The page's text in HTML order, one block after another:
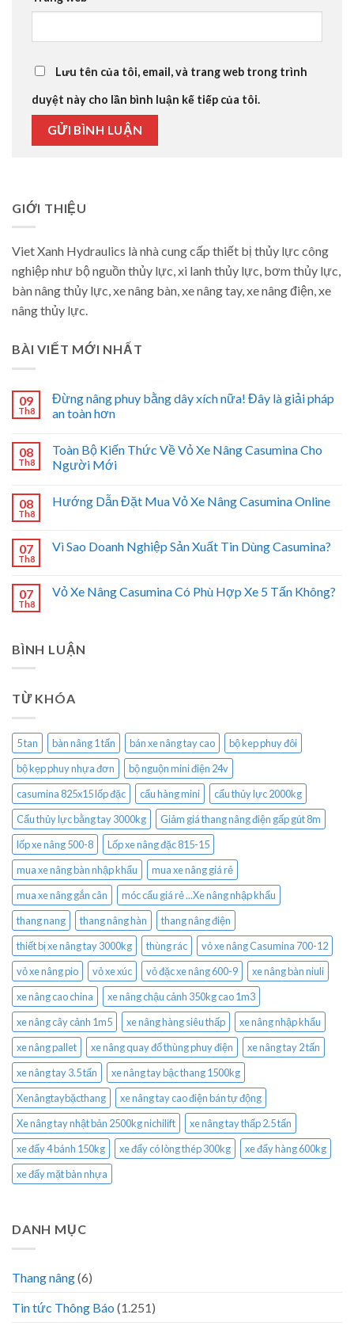
Lưu tên của tôi, email, và trang web trong trình
duyệt này cho lần bình luận kế tiếp của tôi.
GIỚI THIỆU
Viet Xanh Hydraulics là nhà cung cấp thiết bị thủy lực công
nghiệp như bộ nguồn thủy lực, xi lanh thủy lực, bơm thủy lực,
bàn nâng thủy lực, xe nâng bàn, xe nâng tay, xe nâng điện, xe
nâng thủy lực.
BÀI VIẾT MỚI NHẤT
09
Th8
Đừng nâng phuy bằng dây xích nữa! Đây là giải pháp
an toàn hơn
08
Th8
Toàn Bộ Kiến Thức Về Vỏ Xe Nâng Casumina Cho
Người Mới
08
Th8
Hướng Dẫn Đặt Mua Vỏ Xe Nâng Casumina Online
07
Th8
Vì Sao Doanh Nghiệp Sản Xuất Tin Dùng Casumina?
07
Th8
Vỏ Xe Nâng Casumina Có Phù Hợp Xe 5 Tấn Không?
BÌNH LUẬN
TỪ KHÓA
5 tan bàn nâng 1 tấn bán xe nâng tay cao
bộ kep phuy đôi
bộ kẹp phuy nhựa đơn
bộ nguộn mini điện 24v
casumina 825x15 lốp đặc
cẩu hàng mini
cẩu thủy lực 2000kg
Cẩu thủy lực bằng tay 3000kg
Giảm giá thang nâng điện gấp gút 8m
lốp xe nâng 500-8
Lốp xe nâng đặc 815-15
mua xe nâng bàn nhập khẩu
mua xe nâng giá rẻ
mua xe nâng gắn cân
móc cẩu giá rẻ ...Xe nâng nhập khẩu
thang nang
thang nâng hàn
thang nâng điện
thiết bị xe nâng tay 3000kg
thùng rác
vỏ xe nâng Casumina 700-12
vỏ xe nâng pio
vỏ xe xúc vỏ đặc xe nâng 600-9
xe nâng bàn niuli
xe nâng cao china
xe nâng chậu cảnh 350kg cao 1m3
xe nâng cây cảnh 1m5
xe nâng hàng siêu thấp
xe nâng nhập khẩu
xe nâng pallet
xe nâng quay đổ thùng phuy điện
xe nâng tay 2 tấn
xe nâng tay 3.5 tấn
xe nâng tay bậc thang 1500kg
Xenângtaybặcthang
xe nâng tay cao điện bán tự động
Xe nâng tay nhật bản 2500kg nichilift
xe nâng tay thấp 2.5 tấn
xe đẩy 4 bánh 150kg
xe đẩy có lòng thép 300kg
xe đẩy hàng 600kg
xe đẩy mặt bàn nhựa
DANH MỤC
Thang nâng(6)
Tin tức Thông Báo (1.251)